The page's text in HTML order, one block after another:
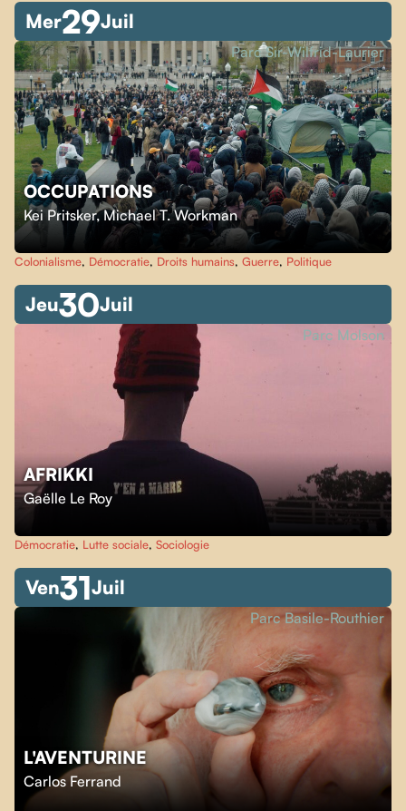
Mer29Juil
OCCUPATIONS
Kei Pritsker,Michael T. Workman
Parc Sir-Wilfrid-Laurier
Colonialisme, Démocratie, Droits humains, Guerre, Politique
Jeu30Juil
AFRIKKI
Gaëlle Le Roy
Parc Molson
Démocratie, Lutte sociale, Sociologie
Ven31Juil
L'AVENTURINE
Carlos Ferrand
Parc Basile-Routhier